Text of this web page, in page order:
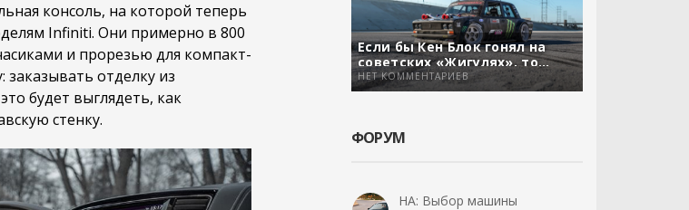
консоль, на которой теперь
Infiniti. Они примерно в 800
и прорезью для компакт-
отделку из
будет выглядеть, как
стенку.
Если бы Кен Блок гонял на
советских «Жигулях», то…
НЕТ КОММЕНТАРИЕВ
ФОРУМ
НА: Выбор машины